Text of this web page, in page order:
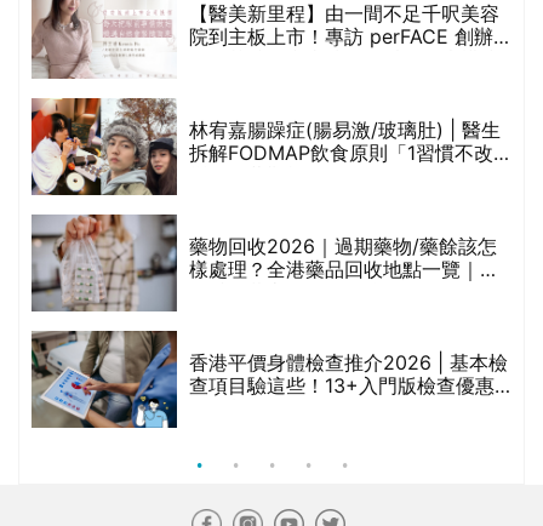
【醫美新里程】由一間不足千呎美容
院到主板上市！專訪 perFACE 創辦
林宥嘉腸躁症(腸易激/玻璃肚) | 醫生
拆解FODMAP飲食原則「1習慣不改
藥物回收2026｜過期藥物/藥餘該怎
樣處理？全港藥品回收地點一覽｜屈
香港平價身體檢查推介2026 | 基本檢
查項目驗這些！13+入門版檢查優惠